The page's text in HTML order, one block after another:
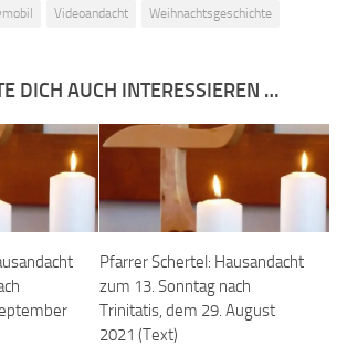
Videoandacht Weihnachtsgeschichte
DICH AUCH INTERESSIEREN …
Pfarrer Schertel: Hausandacht
zum 13. Sonntag nach
Trinitatis, dem 29. August
2021 (Text)